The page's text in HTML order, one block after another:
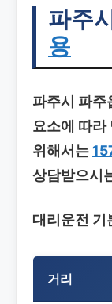
파주
용
파주시 파주
요소에 따라
위해서는
상담받으시
대리운전 기
거리